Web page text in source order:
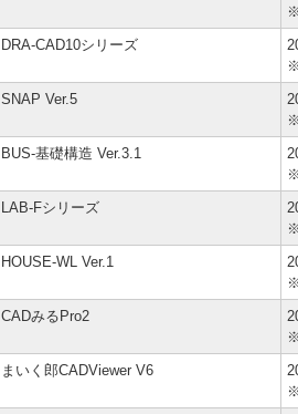
DRA-CAD10シリーズ
SNAP Ver.5
BUS-基礎構造 Ver.3.1
LAB-Fシリーズ
HOUSE-WL Ver.1
CADみるPro2
まいく郎CADViewer V6